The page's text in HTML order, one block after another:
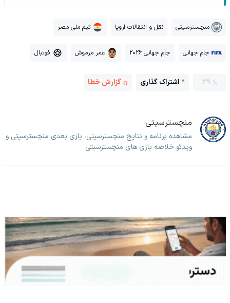
منچسترسیتی نقل و انتقالات اروپا تیم ملی مصر
جام جهانی جام جهانی 2026 عمر مرموش فوتبال
29 اشتراک گذاری گزارش خطا
منچسترسیتی
مشاهده برنامه و نتایج منچسترسیتی، بازی بعدی منچسترسیتی و
ویدئو خلاصه بازی های منچسترسیتی